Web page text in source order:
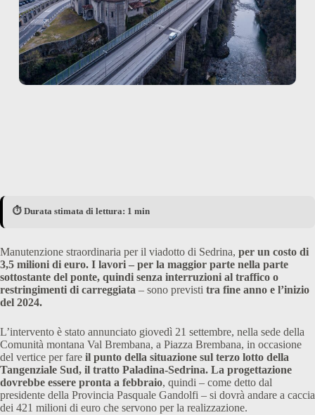
⏱️ Durata stimata di lettura: 1 min
Manutenzione straordinaria per il viadotto di Sedrina, per un costo di
3,5 milioni di euro. I lavori – per la maggior parte nella parte
sottostante del ponte, quindi senza interruzioni al traffico o
restringimenti di carreggiata – sono previsti tra fine anno e l’inizio
del 2024.
L’intervento è stato annunciato giovedì 21 settembre, nella sede della
Comunità montana Val Brembana, a Piazza Brembana, in occasione
del vertice per fare il punto della situazione sul terzo lotto della
Tangenziale Sud, il tratto Paladina-Sedrina. La progettazione
dovrebbe essere pronta a febbraio, quindi – come detto dal
presidente della Provincia Pasquale Gandolfi – si dovrà andare a caccia
dei 421 milioni di euro che servono per la realizzazione.